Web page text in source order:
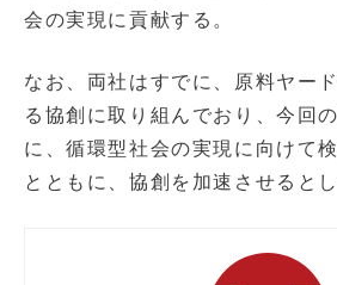
会の実現に貢献する。
なお、両社はすでに、原料ヤー
る協創に取り組んでおり、今回
に、循環型社会の実現に向けて
とともに、協創を加速させるとし